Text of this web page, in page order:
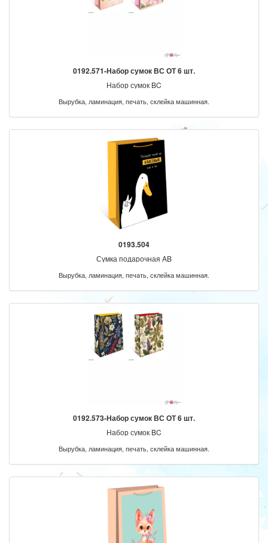
0192.571-Набор сумок ВС ОТ 6 шт.
Набор сумок BC
Вырубка, ламинация, печать, склейка машинная.
0193.504
Сумка подарочная AB
Вырубка, ламинация, печать, склейка машинная.
0192.573-Набор сумок ВС ОТ 6 шт.
Набор сумок BC
Вырубка, ламинация, печать, склейка машинная.